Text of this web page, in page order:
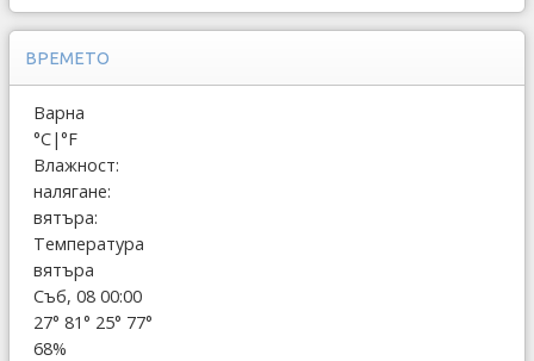
ВРЕМЕТО
Варна
°C|°F
Влажност:
налягане:
вятъра:
Температура
вятъра
Съб, 08 00:00
27° 81° 25° 77°
68%